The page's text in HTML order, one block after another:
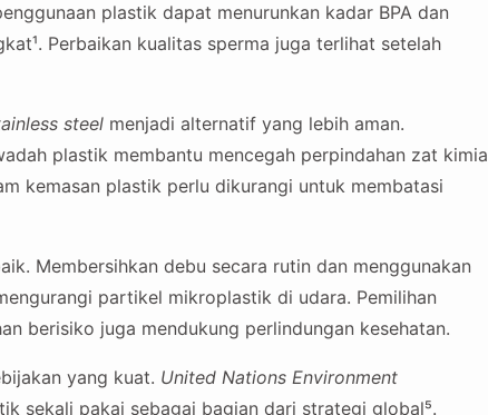
plastik dapat menurunkan kadar BPA dan
Perbaikan kualitas sperma juga terlihat setelah
steel menjadi alternatif yang lebih aman.
plastik membantu mencegah perpindahan zat kimia
kemasan plastik perlu dikurangi untuk membatasi
Membersihkan debu secara rutin dan menggunakan
partikel mikroplastik di udara. Pemilihan
berisiko juga mendukung perlindungan kesehatan.
yang kuat. United Nations Environment
sekali pakai sebagai bagian dari strategi global⁵.